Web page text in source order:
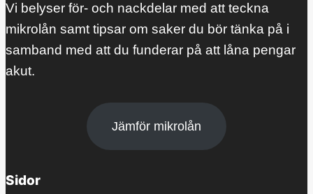
Vi belyser för- och nackdelar med att teckna
mikrolån samt tipsar om saker du bör tänka på i
samband med att du funderar på att låna pengar
akut.
Jämför mikrolån
Sidor